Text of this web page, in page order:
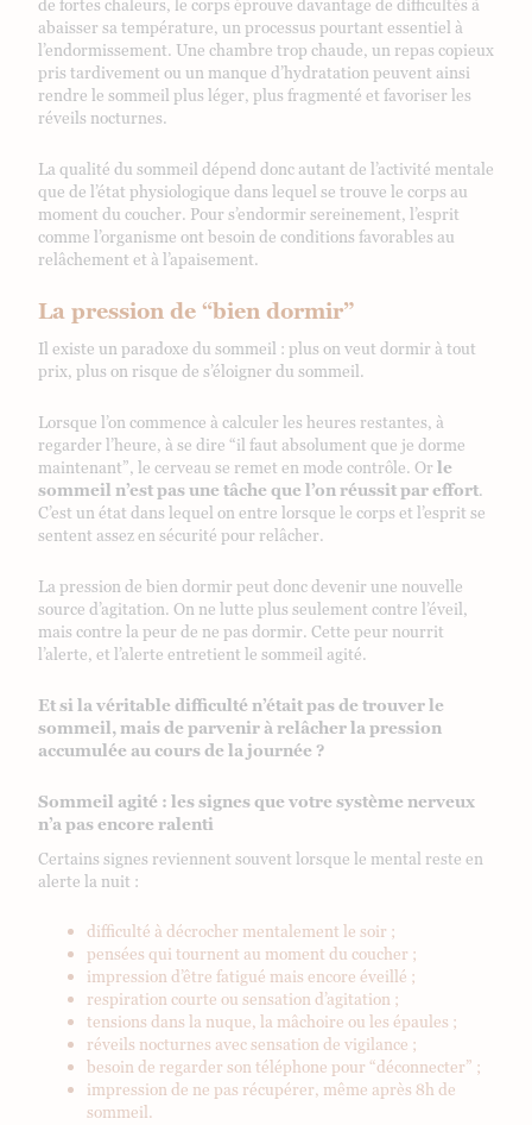
de fortes chaleurs, le corps éprouve davantage de difficultés à
abaisser sa température, un processus pourtant essentiel à
l’endormissement. Une chambre trop chaude, un repas copieux
pris tardivement ou un manque d’hydratation peuvent ainsi
rendre le sommeil plus léger, plus fragmenté et favoriser les
réveils nocturnes.
La qualité du sommeil dépend donc autant de l’activité mentale
que de l’état physiologique dans lequel se trouve le corps au
moment du coucher. Pour s’endormir sereinement, l’esprit
comme l’organisme ont besoin de conditions favorables au
relâchement et à l’apaisement.
La pression de “bien dormir”
Il existe un paradoxe du sommeil : plus on veut dormir à tout
prix, plus on risque de s’éloigner du sommeil.
Lorsque l’on commence à calculer les heures restantes, à
regarder l’heure, à se dire “il faut absolument que je dorme
maintenant”, le cerveau se remet en mode contrôle. Or le
sommeil n’est pas une tâche que l’on réussit par effort.
C’est un état dans lequel on entre lorsque le corps et l’esprit se
sentent assez en sécurité pour relâcher.
La pression de bien dormir peut donc devenir une nouvelle
source d’agitation. On ne lutte plus seulement contre l’éveil,
mais contre la peur de ne pas dormir. Cette peur nourrit
l’alerte, et l’alerte entretient le sommeil agité.
Et si la véritable difficulté n’était pas de trouver le
sommeil, mais de parvenir à relâcher la pression
accumulée au cours de la journée ?
Sommeil agité : les signes que votre système nerveux
n’a pas encore ralenti
Certains signes reviennent souvent lorsque le mental reste en
alerte la nuit :
difficulté à décrocher mentalement le soir ;
pensées qui tournent au moment du coucher ;
impression d’être fatigué mais encore éveillé ;
respiration courte ou sensation d’agitation ;
tensions dans la nuque, la mâchoire ou les épaules ;
réveils nocturnes avec sensation de vigilance ;
besoin de regarder son téléphone pour “déconnecter” ;
impression de ne pas récupérer, même après 8h de
sommeil.